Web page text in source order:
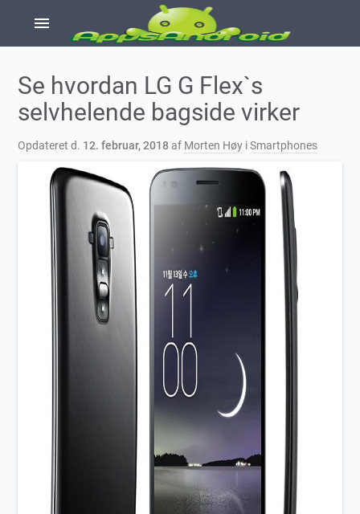
menu
Se hvordan LG G Flex`s
selvhelende bagside virker
Opdateret d. 12. februar, 2018 af Morten Høy iSmartphones